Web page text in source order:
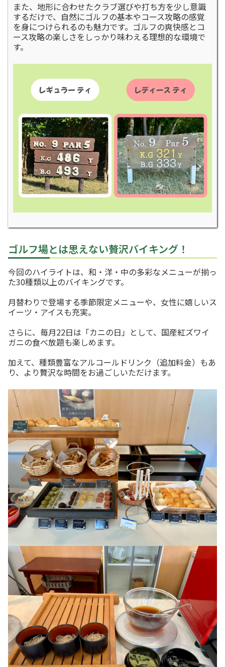
また、地形に合わせたクラブ選びや打ち方を少し意識
するだけで、自然にゴルフの基本やコース攻略の感覚
を身につけられるのも魅力です。ゴルフの爽快感とコ
ース攻略の楽しさをしっかり味わえる理想的な環境で
す。
ゴルフ場とは思えない贅沢バイキング！
今回のハイライトは、和・洋・中の多彩なメニューが揃っ
た30種類以上のバイキングです。
月替わりで登場する季節限定メニューや、女性に嬉しいス
イーツ・アイスも充実。
さらに、毎月22日は「カニの日」として、国産紅ズワイ
ガニの食べ放題も楽しめます。
加えて、種類豊富なアルコールドリンク（追加料金）もあ
り、より贅沢な時間をお過ごしいただけます。